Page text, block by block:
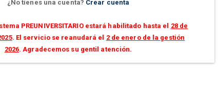
¿No tienes una cuenta? Crear cuenta
PREUNIVERSITARIO estará habilitado hasta el 28 de
. El servicio se reanudará el 2 de enero de la gestión
2026. Agradecemos su gentil atención.